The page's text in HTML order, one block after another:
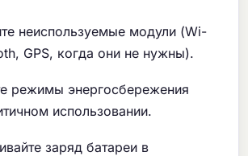
неиспользуемые модули (Wi-
GPS, когда они не нужны).
режимы энергосбережения
использовании.
заряд батареи в